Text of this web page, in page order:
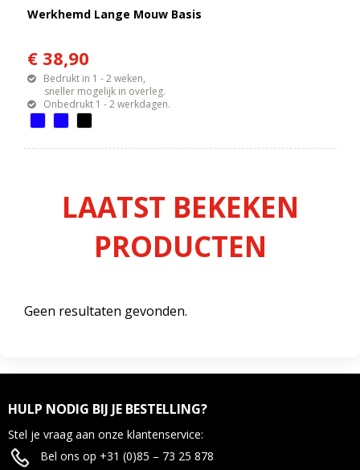
Werkhemd Lange Mouw Basis
€ 38,90
Bedrukt in 1 - 2 weken,
sneller mogelijk in overleg.
Onbedrukt 1 - 2 werkdagen.
LAATST BEKEKEN
PRODUCTEN
Geen resultaten gevonden.
HULP NODIG BIJ JE BESTELLING?
Stel je vraag aan onze klantenservice:
Bel ons op +31 (0)85 – 73 25 878